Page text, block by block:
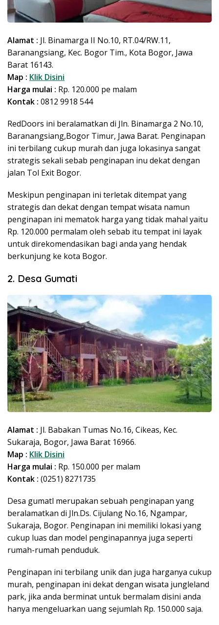
Alamat : Jl. Binamarga II No.10, RT.04/RW.11,
Baranangsiang, Kec. Bogor Tim., Kota Bogor, Jawa
Barat 16143.
Map : Klik Disini
Harga mulai : Rp. 120.000 pe malam
Kontak : 0812 9918 544
RedDoors ini beralamatkan di Jln. Binamarga 2 No.10,
Baranangsiang,Bogor Timur, Jawa Barat. Penginapan
ini terbilang cukup murah dan juga lokasinya sangat
strategis sekali sebab penginapan inu dekat dengan
jalan Tol Exit Bogor.
Meskipun penginapan ini terletak ditempat yang
strategis dan dekat dengan tempat wisata namun
penginapan ini mematok harga yang tidak mahal yaitu
Rp. 120.000 permalam oleh sebab itu tempat ini layak
untuk direkomendasikan bagi anda yang hendak
berkunjung ke kota Bogor.
2. Desa Gumati
Alamat : Jl. Babakan Tumas No.16, Cikeas, Kec.
Sukaraja, Bogor, Jawa Barat 16966.
Map : Klik Disini
Harga mulai : Rp. 150.000 per malam
Kontak : (0251) 8271735
Desa gumatl merupakan sebuah penginapan yang
beralamatkan di Jln.Ds. Cijulang No.16, Ngampar,
Sukaraja, Bogor. Penginapan ini memiliki lokasi yang
cukup luas dan model penginapannya juga seperti
rumah-rumah penduduk.
Penginapan ini terbilang unik dan juga harganya cukup
murah, penginapan ini dekat dengan wisata jungleland
park, jika anda berminat untuk bermalam disini anda
hanya mengeluarkan uang sejumlah Rp. 150.000 saja.